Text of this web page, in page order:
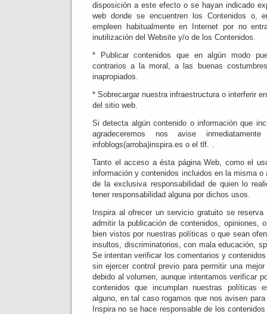
disposición a este efecto o se hayan indicado
web donde se encuentren los Contenidos o,
empleen habitualmente en Internet por no
inutilización del Website y/o de los Contenidos.
* Publicar contenidos que en algún modo
contrarios a la moral, a las buenas
inapropiados.
* Sobrecargar nuestra infraestructura o interferir
del sitio web.
Si detecta algún contenido o información que
agradeceremos nos avise
infoblogs(arroba)inspira.es o el tlf. .
Tanto el acceso a ésta página Web, como el
información y contenidos incluidos en la misma
de la exclusiva responsabilidad de quien lo
tener responsabilidad alguna por dichos usos.
Inspira al ofrecer un servicio gratuito se
admitir la publicación de contenidos, opiniones,
bien vistos por nuestras políticas o que sean
insultos, discriminatorios, con mala educación,
Se intentan verificar los comentarios y
sin ejercer control previo para permitir una
debido al volumen, aunque intentamos verificar
contenidos que incumplan nuestras políticas
alguno, en tal caso rogamos que nos avisen
Inspira no se hace responsable de los